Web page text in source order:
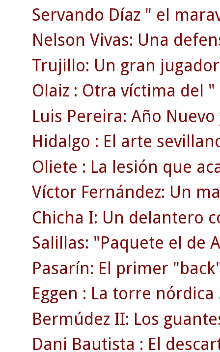
Servando Díaz " el
Nelson Vivas: Una
Trujillo: Un gran
Olaiz : Otra víctima del
Luis Pereira: Año
Hidalgo : El arte
Oliete : La lesión que
Víctor Fernández: Un
Chicha I: Un delantero
Salillas: "Paquete el de
Pasarín: El primer
Eggen : La torre nórdica
Bermúdez II: Los
Dani Bautista : El